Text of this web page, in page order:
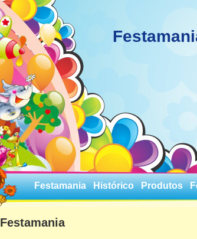
Festamania Histórico Produtos
Festamania